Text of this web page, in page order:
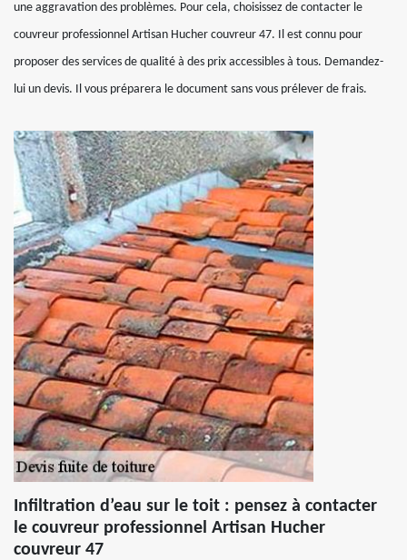
une aggravation des problèmes. Pour cela, choisissez de contacter le
couvreur professionnel Artisan Hucher couvreur 47. Il est connu pour
proposer des services de qualité à des prix accessibles à tous. Demandez-
lui un devis. Il vous préparera le document sans vous prélever de frais.
Infiltration d’eau sur le toit : pensez à contacter
le couvreur professionnel Artisan Hucher
couvreur 47